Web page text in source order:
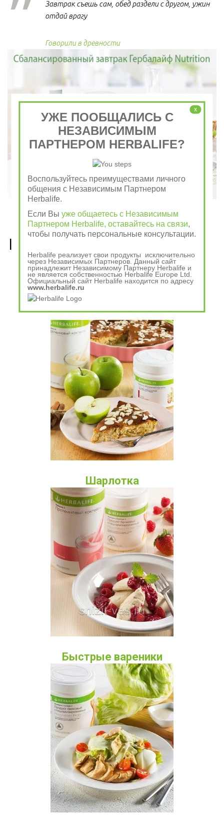
Завтрак съешь сам, обед раздели с другом, ужин
отдай врагу
Говорили в древности
Рецепты, приготовленные
из продуктов Гербалайф
Nutrition
Шарлотка
Быстрые вареники
x
УЖЕ ПООБЩАЛИСЬ С
НЕЗАВИСИМЫМ
ПАРТНЕРОМ HERBALIFE?
Воспользуйтесь преимуществами личного
общения с Независимым Партнером
Herbalife.
Если Выуже общаетесь с Независимым
Партнером Herbalife, оставайтесь на связи,
чтобы получать персональные консультации.
Herbalife реализует свои продукты исключительно
через Независимых Партнеров. Данный сайт
принадлежит Независимому Партнеру Herbalife и
не является собственностью Herbalife Europe Ltd.
Официальный сайт Herbalife находится по адресу
www.herbalife.ru